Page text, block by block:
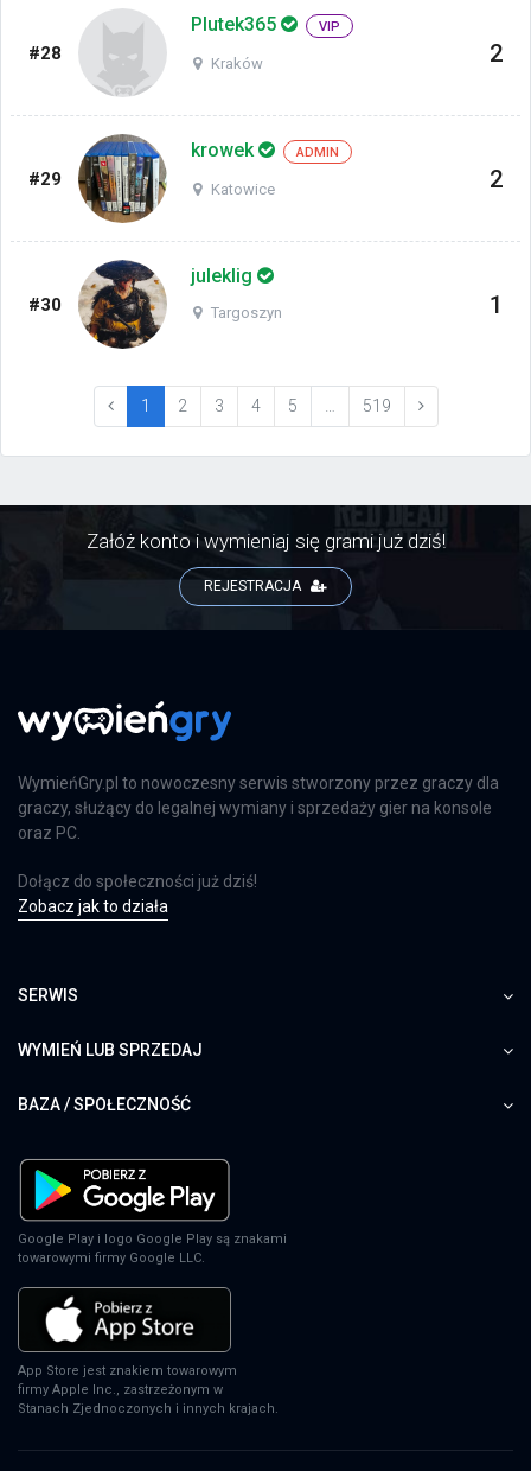
#28
Plutek365 VIP
Kraków 2
#29
krowek ADMIN
Katowice 2
#30
juleklig
Targoszyn 1
1 (current)
2 3 4 5 519
Załóż konto i wymieniaj się grami już dziś!
REJESTRACJA
WymieńGry.pl to nowoczesny serwis stworzony przez graczy dla
graczy, służący do legalnej wymiany i sprzedaży gier na konsole
oraz PC.
Dołącz do społeczności już dziś!
Zobacz jak to działa
SERWIS
WYMIEŃ LUB SPRZEDAJ
BAZA / SPOŁECZNOŚĆ
Google Play i logo Google Play są znakami
towarowymi firmy Google LLC.
App Store jest znakiem towarowym
firmy Apple Inc., zastrzeżonym w
Stanach Zjednoczonych i innych krajach.